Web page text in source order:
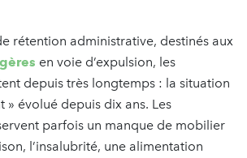
rétention administrative, destinés aux
en voie d’expulsion, les
depuis très longtemps : la situation
» évolué depuis dix ans. Les
parfois un manque de mobilier
l’insalubrité, une alimentation